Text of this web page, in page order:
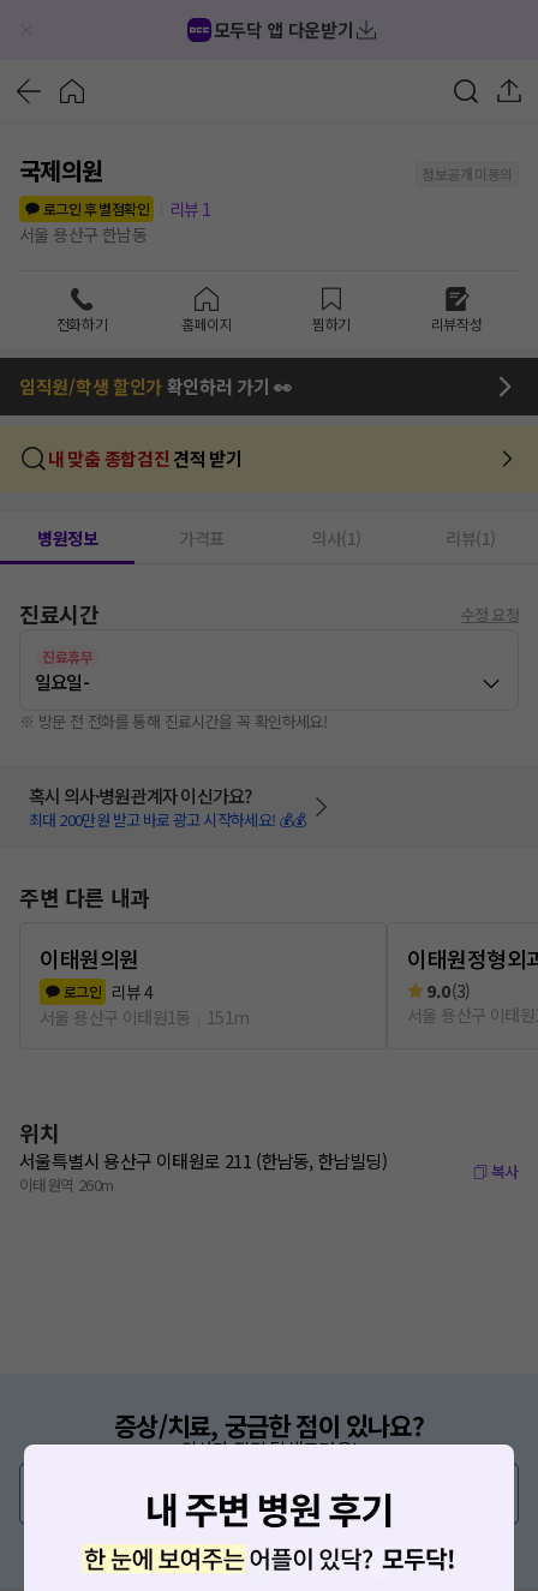
모두닥 앱 다운받기
국제의원
정보공개 미동의
로그인 후 별점확인
리뷰 1
서울 용산구 한남동
전화하기 홈페이지 찜하기 리뷰작성
임직원/학생 할인가확인하러 가기 👀
내 맞춤 종합검진 견적 받기
병원정보 가격표 의사(1) 리뷰(1)
진료시간 수정 요청
진료휴무
일요일-
※ 방문 전 전화를 통해 진료시간을 꼭 확인하세요!
혹시 의사·병원관계자 이신가요?
최대 200만원 받고 바로 광고 시작하세요! 💰💰
주변 다른 내과
이태원의원
로그인 리뷰4
서울 용산구 이태원1동
151m
이태원정형외
9.0(3)
서울 용산구 이태
위치
서울특별시 용산구 이태원로 211 (한남동, 한남빌딩)
이태원역 260m
복사
증상/치료, 궁금한 점이 있나요?
의사가 직접 답해드려요!
💬 무엇이든 물어보세요
혹은, 의료상담 서비스에 다양한 게시글 보러가기